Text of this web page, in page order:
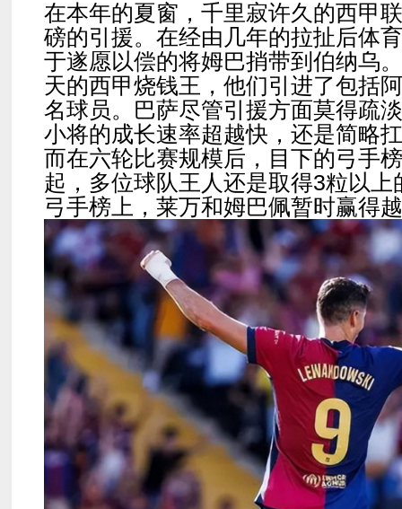
在本年的夏窗，千里寂许久的西甲
磅的引援。在经由几年的拉扯后体
于遂愿以偿的将姆巴捎带到伯纳乌
天的西甲烧钱王，他们引进了包括
名球员。巴萨尽管引援方面莫得疏
小将的成长速率超越快，还是简略
而在六轮比赛规模后，目下的弓手
起，多位球队王人还是取得3粒以
弓手榜上，莱万和姆巴佩暂时赢得